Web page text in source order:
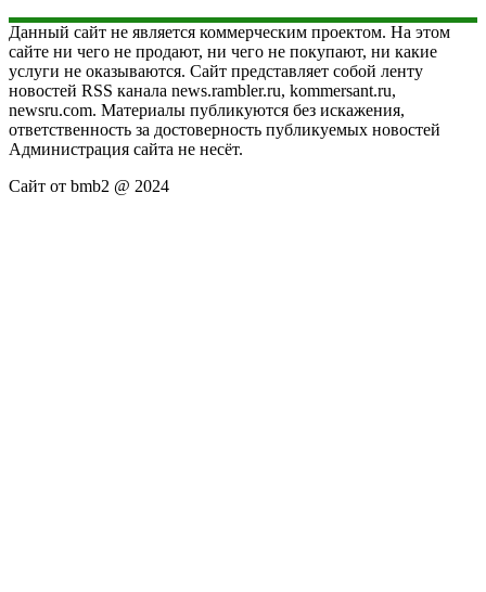
Данный сайт не является коммерческим проектом. На этом
сайте ни чего не продают, ни чего не покупают, ни какие
услуги не оказываются. Сайт представляет собой ленту
новостей RSS канала news.rambler.ru, kommersant.ru,
newsru.com. Материалы публикуются без искажения,
ответственность за достоверность публикуемых новостей
Администрация сайта не несёт.
Сайт от bmb2 @ 2024